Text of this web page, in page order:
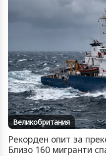
Великобритания
Рекорден опит за
Близо 160 мигранти